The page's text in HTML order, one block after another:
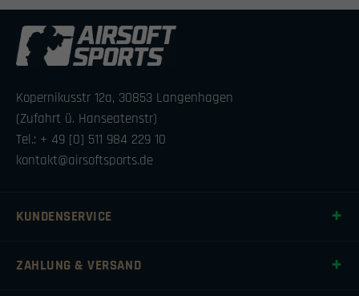
Kopernikusstr 12a, 30853 Langenhagen
(Zufahrt ü. Hanseatenstr)
Tel.: + 49 [0] 511 984 229 10
kontakt@airsoftsports.de
KUNDENSERVICE
ZAHLUNG & VERSAND